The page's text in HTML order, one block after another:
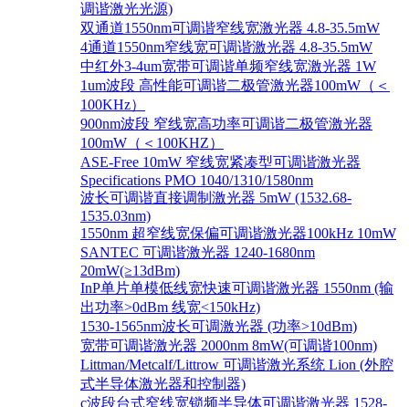
调谐激光光源)
双通道1550nm可调谐窄线宽激光器 4.8-35.5mW
4通道1550nm窄线宽可调谐激光器 4.8-35.5mW
中红外3-4um宽带可调谐单频窄线宽激光器 1W
1um波段 高性能可调谐二极管激光器100mW（＜
100KHz）
900nm波段 窄线宽高功率可调谐二极管激光器
100mW（＜100KHZ）
ASE-Free 10mW 窄线宽紧凑型可调谐激光器
Specifications PMO 1040/1310/1580nm
波长可调谐直接调制激光器 5mW (1532.68-
1535.03nm)
1550nm 超窄线宽保偏可调谐激光器100kHz 10mW
SANTEC 可调谐激光器 1240-1680nm
20mW(≥13dBm)
InP单片单模低线宽快速可调谐激光器 1550nm (输
出功率>0dBm 线宽<150kHz)
1530-1565nm波长可调激光器 (功率>10dBm)
宽带可调谐激光器 2000nm 8mW(可调谐100nm)
Littman/Metcalf/Littrow 可调谐激光系统 Lion (外腔
式半导体激光器和控制器)
c波段台式窄线宽锁频半导体可调谐激光器 1528-